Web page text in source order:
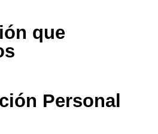
que
Personal